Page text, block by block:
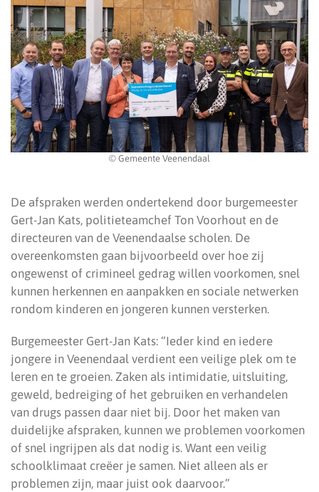
© Gemeente Veenendaal
De afspraken werden ondertekend door burgemeester
Gert-Jan Kats, politieteamchef Ton Voorhout en de
directeuren van de Veenendaalse scholen. De
overeenkomsten gaan bijvoorbeeld over hoe zij
ongewenst of crimineel gedrag willen voorkomen, snel
kunnen herkennen en aanpakken en sociale netwerken
rondom kinderen en jongeren kunnen versterken.
Burgemeester Gert-Jan Kats: “Ieder kind en iedere
jongere in Veenendaal verdient een veilige plek om te
leren en te groeien. Zaken als intimidatie, uitsluiting,
geweld, bedreiging of het gebruiken en verhandelen
van drugs passen daar niet bij. Door het maken van
duidelijke afspraken, kunnen we problemen voorkomen
of snel ingrijpen als dat nodig is. Want een veilig
schoolklimaat creëer je samen. Niet alleen als er
problemen zijn, maar juist ook daarvoor.”